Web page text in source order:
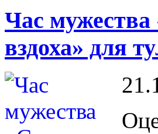
Час мужества
вздоха» для